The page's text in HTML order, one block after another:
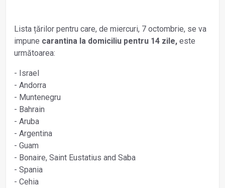
Lista țărilor pentru care, de miercuri, 7 octombrie, se va
impune carantina la domiciliu pentru 14 zile, este
următoarea:
- Israel
- Andorra
- Muntenegru
- Bahrain
- Aruba
- Argentina
- Guam
- Bonaire, Saint Eustatius and Saba
- Spania
- Cehia